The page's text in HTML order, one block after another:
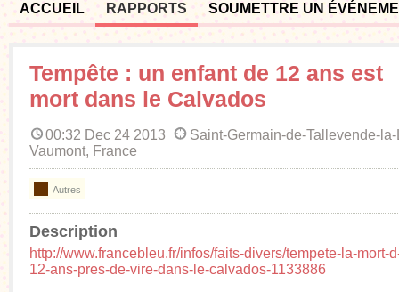
ACCUEIL RAPPORTS SOUMETTRE UN
Tempête : un enfant de 12 ans est
mort dans le Calvados
00:32 Dec 24 2013
Saint-Germain-de-Tallevende-
Vaumont, France
Autres
Description
http://www.francebleu.fr/infos/faits-divers/tempete-la-mort-
12-ans-pres-de-vire-dans-le-calvados-1133886